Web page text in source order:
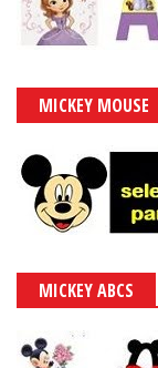
MICKEY MOUSE
MICKEY ABCS